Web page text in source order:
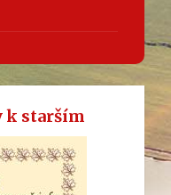
k starším